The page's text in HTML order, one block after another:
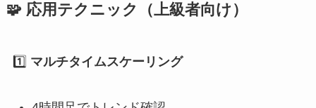
🧩 応用テクニック（上級者向け）
1️⃣ マルチタイムスケーリング